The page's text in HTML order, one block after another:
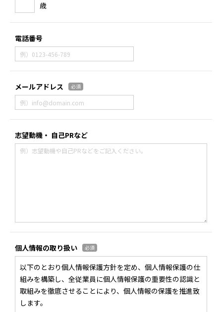
歳
電話番号
メールアドレス 必須
志望動機・ 自己PRなど
個人情報の取り扱い 必須
以下のとおり個人情報保護方針を定め、個人情報保護の仕
組みを構築し、全従業員に個人情報保護の重要性の認識と
取組みを徹底させることにより、個人情報の保護を推進致
します。